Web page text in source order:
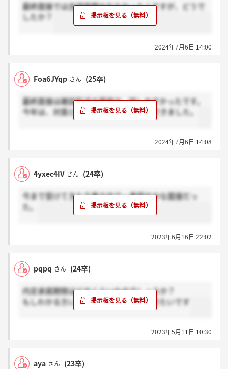
最終面接では志望度聞かれなかったんですが、どうで
したか？
2024年7月6日 14:00
Foa6JYqp さん (25卒)
最終面接は雑談形式の面接で、話しやすかったです。
今年は、対面とオンライン選ぶことができました。
2024年7月6日 14:08
4yxec4IV さん (24卒)
今まで受けてきた企業の中で一番穏やかな面接だっ
た。
2023年6月16日 22:02
pqpq さん (24卒)
内定承諾期限はどのくらいなのでしょうか？
もしわかる方いましたら教えていただきたいです
2023年5月11日 10:30
aya さん (23卒)